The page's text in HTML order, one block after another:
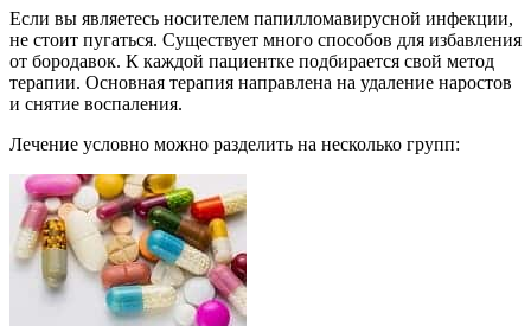
Если вы являетесь носителем папилломавирусной инфекции,
не стоит пугаться. Существует много способов для избавления
от бородавок. К каждой пациентке подбирается свой метод
терапии. Основная терапия направлена на удаление наростов
и снятие воспаления.
Лечение условно можно разделить на несколько групп: